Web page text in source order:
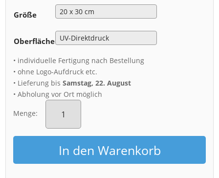
Größe
Oberfläche
• individuelle Fertigung nach Bestellung
• ohne Logo-Aufdruck etc.
• Lieferung bisSamstag, 22. August
• Abholung vor Ort möglich
Menge:
Alu-
Dibond
Brühlsche
Terrasse
Gewitter
MengeIn den Warenkorb